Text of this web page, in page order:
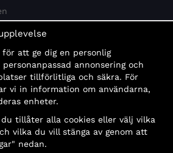
Delbetalning
för att ge dig en personlig
annonsering och
tillförlitliga och säkra. För
vi in information om användarna,
enheter.
tillåter alla cookies eller välj vilka
vilka du vill stänga av genom att
nedan.